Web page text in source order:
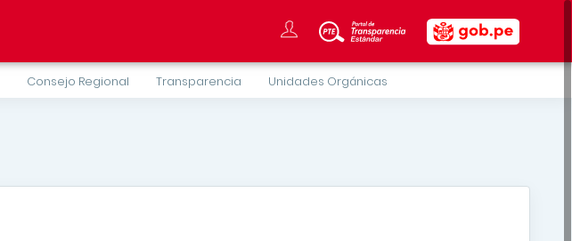
Consejo Regional Transparencia Unidades Orgánicas